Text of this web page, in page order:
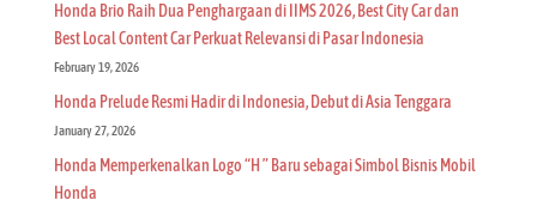
Honda Brio Raih Dua Penghargaan di IIMS 2026, Best City Car dan
Best Local Content Car Perkuat Relevansi di Pasar Indonesia
February 19, 2026
Honda Prelude Resmi Hadir di Indonesia, Debut di Asia Tenggara
January 27, 2026
Honda Memperkenalkan Logo “H ” Baru sebagai Simbol Bisnis Mobil
Honda